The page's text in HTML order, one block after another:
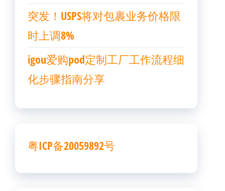
突发！USPS将对包裹业务价格限
时上调8%
igou爱购pod定制工厂工作流程细
化步骤指南分享
粤ICP备20059892号